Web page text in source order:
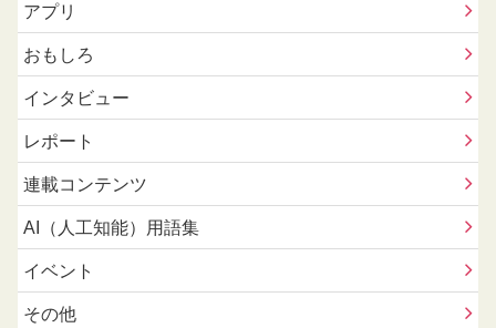
アプリ
おもしろ
インタビュー
レポート
連載コンテンツ
AI（人工知能）用語集
イベント
その他